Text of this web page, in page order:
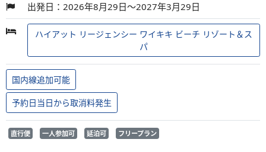
出発日：2026年8月29日～2027年3月29日
ハイアット リージェンシー ワイキキ ビーチ リゾート＆ス
パ
国内線追加可能
予約日当日から取消料発生
直行便 一人参加可 延泊可 フリープラン